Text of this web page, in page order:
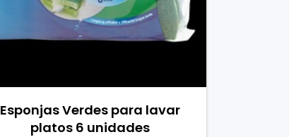
Esponjas Verdes para lavar
platos 6 unidades